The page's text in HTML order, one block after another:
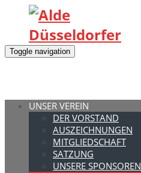
Toggle navigation
UNSER VEREIN
DER VORSTAND
AUSZEICHNUNGEN
MITGLIEDSCHAFT
SATZUNG
UNSERE SPONSOREN